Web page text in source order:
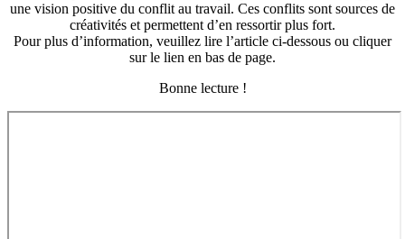
une vision positive du conflit au travail. Ces conflits sont sources de
créativités et permettent d’en ressortir plus fort.
Pour plus d’information, veuillez lire l’article ci-dessous ou cliquer
sur le lien en bas de page.
Bonne lecture !